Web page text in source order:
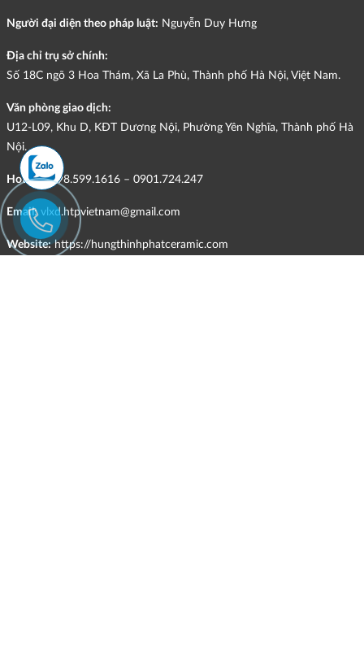
Người đại diện theo pháp luật: Nguyễn Duy Hưng
Địa chỉ trụ sở chính:
Số 18C ngõ 3 Hoa Thám, Xã La Phù, Thành phố Hà Nội, Việt Nam.
Văn phòng giao dịch:
U12-L09, Khu D, KĐT Dương Nội, Phường Yên Nghĩa, Thành phố Hà
Nội.
Hotline:098.599.1616 – 0901.724.247
Email: vlxd.htpvietnam@gmail.com
Website: https://hungthinhphatceramic.com